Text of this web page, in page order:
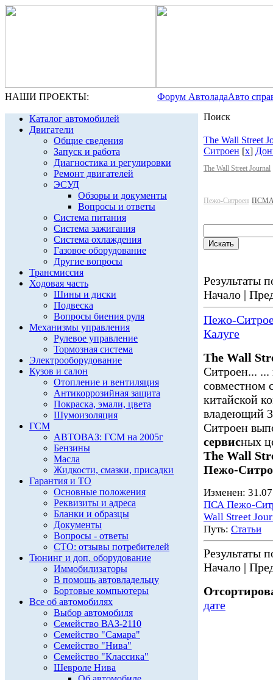
НАШИ ПРОЕКТЫ: Форум АвтоладаАвто
Каталог автомобилей
Двигатели
Общие сведения
Запуск и работа
Диагностика и регулировки
Ремонт двигателей
ЭСУД
Обзоры и документы
Вопросы и ответы
Система питания
Система зажигания
Система охлаждения
Газовое оборудование
Другие вопросы
Трансмиссия
Ходовая часть
Шины и диски
Подвеска
Вопросы биения руля
Механизмы управления
Рулевое управление
Тормозная система
Электрооборудование
Кузов и салон
Отопление и вентиляция
Антикоррозийная защита
Покраска, эмали, цвета
Шумоизоляция
ГСМ
АВТОВАЗ: ГСМ на 2005г
Бензины
Масла
Жидкости, смазки, присадки
Гарантия и ТО
Основные положения
Реквизиты и адреса
Бланки и образцы
Документы
Вопросы - ответы
СТО: отзывы потребителей
Тюнинг и доп. оборудование
Иммобилизаторы
В помощь автовладельцу
Бортовые компьютеры
Все об автомобилях
Выбор автомобиля
Семейство ВАЗ-2110
Семейство "Самара"
Семейство "Нива"
Семейство "Классика"
Шевроле Нива
Поиск
The Wall Street
Ситроен [x]
The Wall Street Journal
Пежо-Ситроен ПСМА
Результаты
Начало |
Пежо-
Калуге
The Wall
Ситроен... ...
совместном
китайской
владеющий
Ситроен
сервисных
The Wall
Пежо-
Изменен:
ПСА Пежо-
Wall Street
Путь: Статьи
Результаты
Начало |
дате